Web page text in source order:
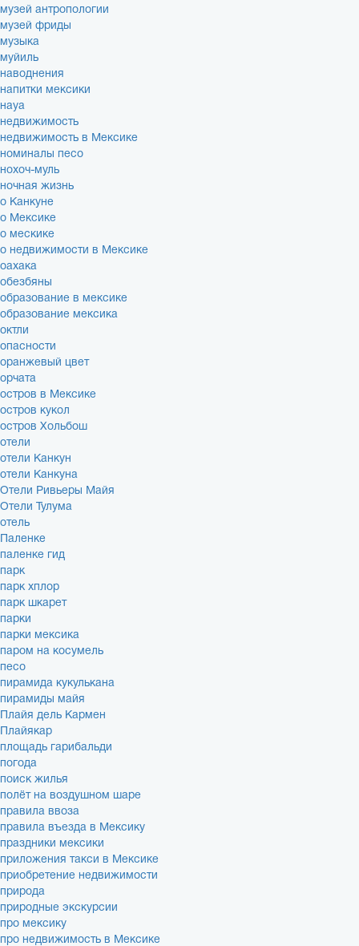
музей антропологии
музей фриды
музыка
муйиль
наводнения
напитки мексики
науа
недвижимость
недвижимость в Мексике
номиналы песо
нохоч-муль
ночная жизнь
о Канкуне
о Мексике
о мескике
о недвижимости в Мексике
оахака
обезбяны
образование в мексике
образование мексика
октли
опасности
оранжевый цвет
орчата
остров в Мексике
остров кукол
остров Хольбош
отели
отели Канкун
отели Канкуна
Отели Ривьеры Майя
Отели Тулума
отель
Паленке
паленке гид
парк
парк хплор
парк шкарет
парки
парки мексика
паром на косумель
песо
пирамида кукулькана
пирамиды майя
Плайя дель Кармен
Плайякар
площадь гарибальди
погода
поиск жилья
полёт на воздушном шаре
правила ввоза
правила въезда в Мексику
праздники мексики
приложения такси в Мексике
приобретение недвижимости
природа
природные экскурсии
про мексику
про недвижимость в Мексике